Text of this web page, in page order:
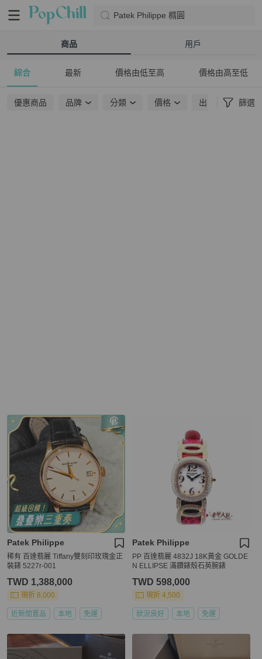
Patek Philippe 橢圓
商品 用戶
綜合 最新 價格由低至高 價格由高至低
優惠商品 品牌 分類 價格 出貨地點 篩選
Patek Philippe
稀有 百達翡麗 Tiffany雙刻印玫瑰金正
裝錶 5227r-001
TWD 1,388,000
現折 8,000
近新閒置品 本地 免運
Patek Philippe
PP 百達翡麗 4832J 18K黃金 GOLDE
N ELLIPSE 滿鑽錶殼石英腕錶
TWD 598,000
現折 4,500
狀況良好 本地 免運